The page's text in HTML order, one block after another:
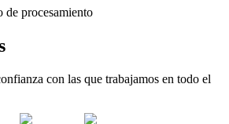
de procesamiento
con las que trabajamos en todo el